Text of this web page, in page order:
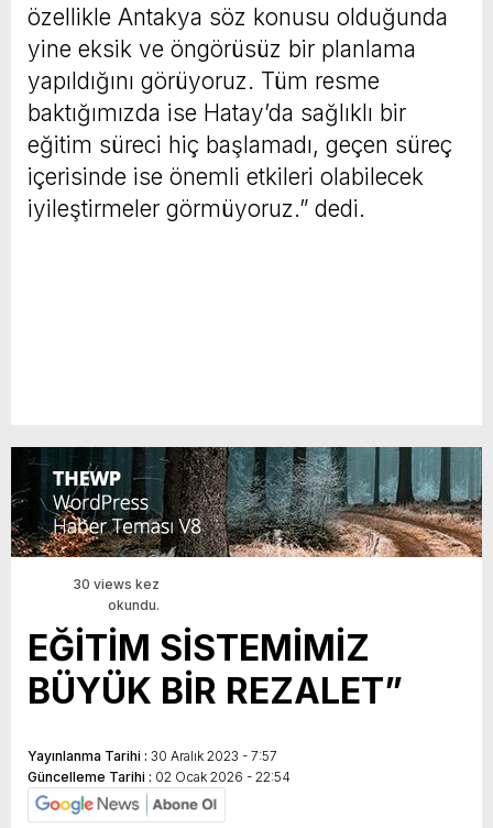
özellikle Antakya söz konusu olduğunda
yine eksik ve öngörüsüz bir planlama
yapıldığını görüyoruz. Tüm resme
baktığımızda ise Hatay’da sağlıklı bir
eğitim süreci hiç başlamadı, geçen süreç
içerisinde ise önemli etkileri olabilecek
iyileştirmeler görmüyoruz.” dedi.
30 views kez
okundu.
EĞİTİM SİSTEMİMİZ
BÜYÜK BİR REZALET”
Yayınlanma Tarihi : 30 Aralık 2023 - 7:57
Güncelleme Tarihi : 02 Ocak 2026 - 22:54